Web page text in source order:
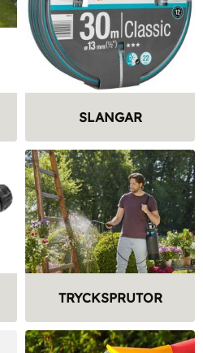
SLANGAR
TRYCKSPRUTOR